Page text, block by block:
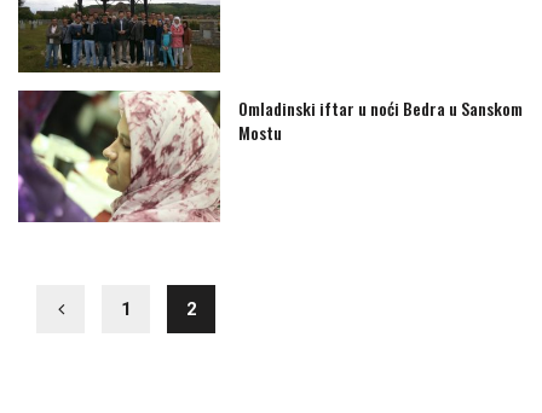
Omladinski iftar u noći Bedra u Sanskom
Mostu
1 2